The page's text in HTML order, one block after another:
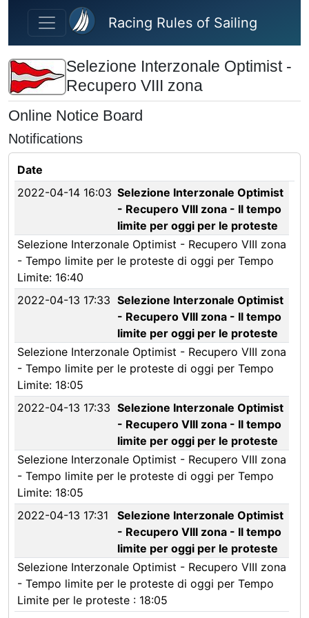
Skip to main content
Racing Rules of Sailing
Selezione Interzonale Optimist -
Recupero VIII zona
Online Notice Board
Notifications
Date
2022-04-14 16:03 Selezione Interzonale Optimist
- Recupero VIII zona - Il tempo
limite per oggi per le proteste
Selezione Interzonale Optimist - Recupero VIII zona
- Tempo limite per le proteste di oggi per Tempo
Limite: 16:40
2022-04-13 17:33 Selezione Interzonale Optimist
- Recupero VIII zona - Il tempo
limite per oggi per le proteste
Selezione Interzonale Optimist - Recupero VIII zona
- Tempo limite per le proteste di oggi per Tempo
Limite: 18:05
2022-04-13 17:33 Selezione Interzonale Optimist
- Recupero VIII zona - Il tempo
limite per oggi per le proteste
Selezione Interzonale Optimist - Recupero VIII zona
- Tempo limite per le proteste di oggi per Tempo
Limite: 18:05
2022-04-13 17:31
Selezione Interzonale Optimist
- Recupero VIII zona - Il tempo
limite per oggi per le proteste
Selezione Interzonale Optimist - Recupero VIII zona
- Tempo limite per le proteste di oggi per Tempo
Limite per le proteste : 18:05